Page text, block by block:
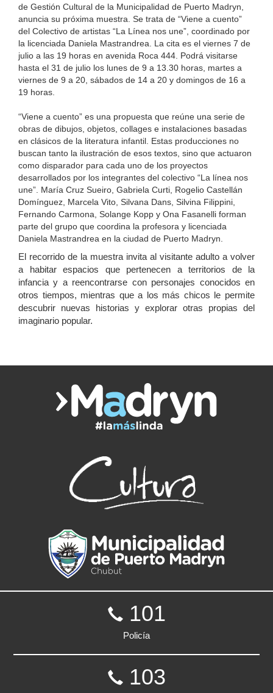
de Gestión Cultural de la Municipalidad de Puerto Madryn,
anuncia su próxima muestra. Se trata de “Viene a cuento”
del Colectivo de artistas “La Línea nos une”, coordinado por
la licenciada Daniela Mastrandrea. La cita es el viernes 7 de
julio a las 19 horas en avenida Roca 444. Podrá visitarse
hasta el 31 de julio los lunes de 9 a 13.30 horas, martes a
viernes de 9 a 20, sábados de 14 a 20 y domingos de 16 a
19 horas.
“Viene a cuento” es una propuesta que reúne una serie de
obras de dibujos, objetos, collages e instalaciones basadas
en clásicos de la literatura infantil. Estas producciones no
buscan tanto la ilustración de esos textos, sino que actuaron
como disparador para cada uno de los proyectos
desarrollados por los integrantes del colectivo “La línea nos
une”. María Cruz Sueiro, Gabriela Curti, Rogelio Castellán
Domínguez, Marcela Vito, Silvana Dans, Silvina Filippini,
Fernando Carmona, Solange Kopp y Ona Fasanelli forman
parte del grupo que coordina la profesora y licenciada
Daniela Mastrandrea en la ciudad de Puerto Madryn.
El recorrido de la muestra invita al visitante adulto a volver
a habitar espacios que pertenecen a territorios de la
infancia y a reencontrarse con personajes conocidos en
otros tiempos, mientras que a los más chicos le permite
descubrir nuevas historias y explorar otras propias del
imaginario popular.
101
Policía
103